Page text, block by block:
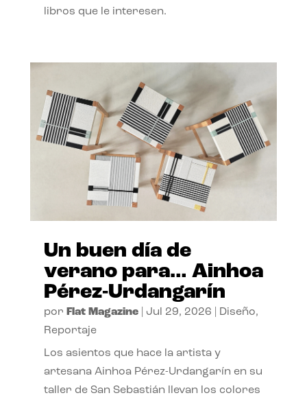
libros que le interesen.
Un buen día de
verano para… Ainhoa
Pérez-Urdangarín
por Flat Magazine| Jul 29, 2026 Diseño,
Reportaje
Los asientos que hace la artista y
artesana Ainhoa Pérez-Urdangarín en su
taller de San Sebastián llevan los colores